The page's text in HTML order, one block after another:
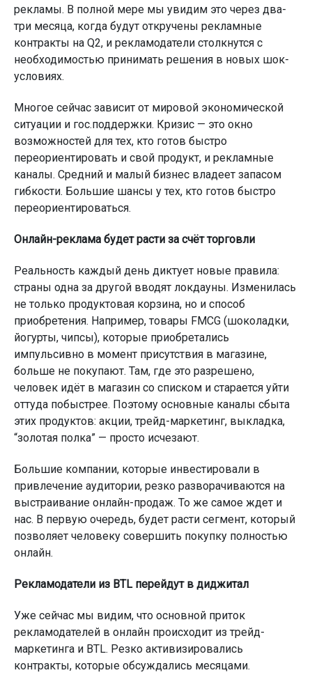
рекламы. В полной мере мы увидим это через два-
три месяца, когда будут откручены рекламные
контракты на Q2, и рекламодатели столкнутся с
необходимостью принимать решения в новых шок-
условиях.
Многое сейчас зависит от мировой экономической
ситуации и гос.поддержки. Кризис — это окно
возможностей для тех, кто готов быстро
переориентировать и свой продукт, и рекламные
каналы. Средний и малый бизнес владеет запасом
гибкости. Большие шансы у тех, кто готов быстро
переориентироваться.
Онлайн-реклама будет расти за счёт торговли
Реальность каждый день диктует новые правила:
страны одна за другой вводят локдауны. Изменилась
не только продуктовая корзина, но и способ
приобретения. Например, товары FMCG (шоколадки,
йогурты, чипсы), которые приобретались
импульсивно в момент присутствия в магазине,
больше не покупают. Там, где это разрешено,
человек идёт в магазин со списком и старается уйти
оттуда побыстрее. Поэтому основные каналы сбыта
этих продуктов: акции, трейд-маркетинг, выкладка,
“золотая полка” — просто исчезают.
Большие компании, которые инвестировали в
привлечение аудитории, резко разворачиваются на
выстраивание онлайн-продаж. То же самое ждет и
нас. В первую очередь, будет расти сегмент, который
позволяет человеку совершить покупку полностью
онлайн.
Рекламодатели из BTL перейдут в диджитал
Уже сейчас мы видим, что основной приток
рекламодателей в онлайн происходит из трейд-
маркетинга и BTL. Резко активизировались
контракты, которые обсуждались месяцами.